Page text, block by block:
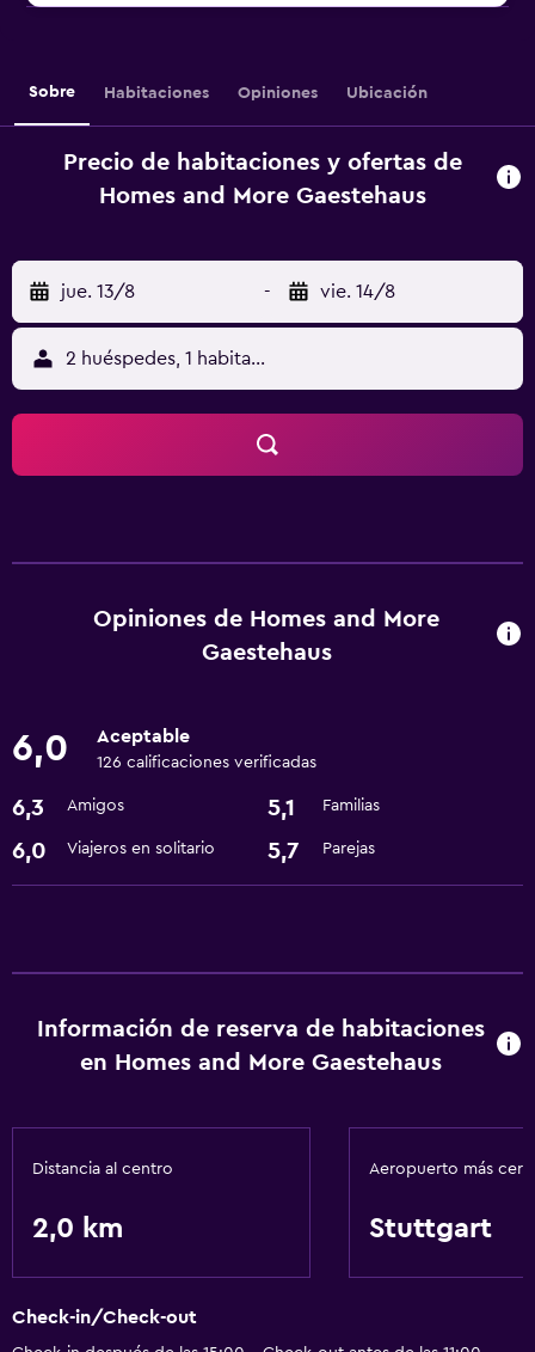
Sobre Habitaciones Opiniones Ubicación
Precio de habitaciones y ofertas de
Homes and More Gaestehaus
jue. 13/8 - vie. 14/8
2 huéspedes, 1 habitación
Opiniones de Homes and More
Gaestehaus
6,0 Aceptable
126 calificaciones verificadas
6,3 Amigos 5,1 Familias
6,0 Viajeros en solitario 5,7 Parejas
Información de reserva de habitaciones
en Homes and More Gaestehaus
Distancia al centro
2,0 km
Aeropuerto más
Stuttgart
Check-in/Check-out